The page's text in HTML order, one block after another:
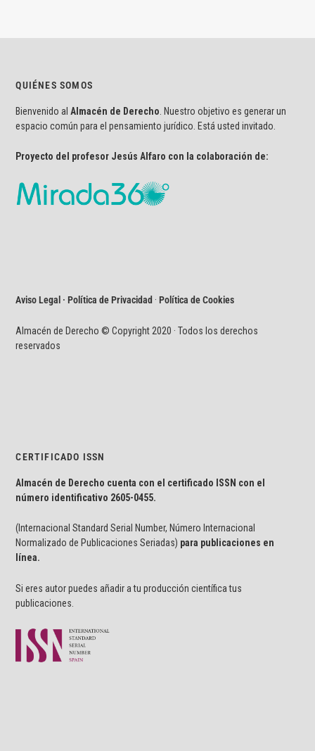
QUIÉNES SOMOS
Bienvenido al Almacén de Derecho . Nuestro objetivo es generar un
espacio común para el pensamiento jurídico. Está usted invitado.
Proyecto del profesor Jesús Alfaro con la colaboración de:
Aviso Legal · Política de Privacidad ·Política de Cookies
Almacén de Derecho © Copyright 2020 · Todos los derechos
reservados
CERTIFICADO ISSN
Almacén de Derecho cuenta con el certificado ISSN con el
número identificativo 2605-0455.
(Internacional Standard Serial Number, Número Internacional
Normalizado de Publicaciones Seriadas) para publicaciones en
línea.
Si eres autor puedes añadir a tu producción científica tus
publicaciones.